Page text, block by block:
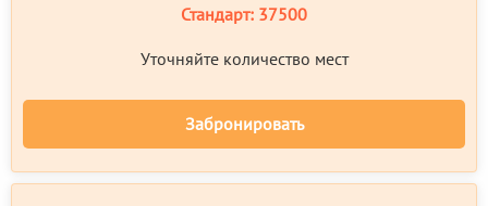
Стандарт: 37500
Уточняйте количество мест
Забронировать